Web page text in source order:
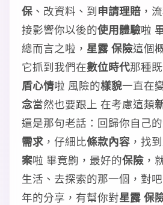
保 、改資料、到申請理賠 ，
接影響你以後的使用體驗啦
總而言之啦， 星露 保險這個
它抓到我們在數位時代那種
盾心情啦 風險的樣貌一直在
念當然也要跟上 在考慮這類
還是那句老話：回歸你自己的
需求 ，仔細比條款內容 ，找
案啦 畢竟齁，最好的保險 ，
生活、去探索的那一個，對
年的分享，有幫你對星露 保